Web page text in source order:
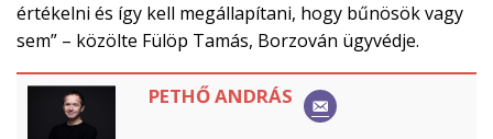
értékelni és így kell megállapítani, hogy bűnösök vagy
sem” – közölte Fülöp Tamás, Borzován ügyvédje.
PETHŐ ANDRÁS